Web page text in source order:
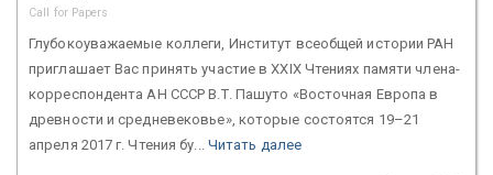
Call for Papers
Глубокоуважаемые коллеги, Институт всеобщей истории РАН
приглашает Вас принять участие в XXIХ Чтениях памяти члена-
корреспондента АН СССР В.Т. Пашуто «Восточная Европа в
древности и средневековье», которые состоятся 19–21
апреля 2017 г. Чтения бу... Читать далее